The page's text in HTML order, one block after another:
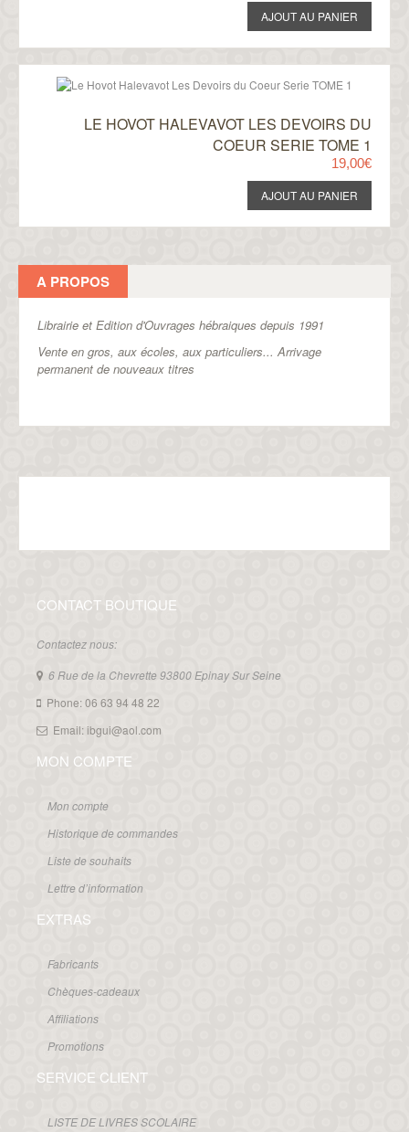
LE HOVOT HALEVAVOT LES DEVOIRS DU
COEUR SERIE TOME 1
19,00€
A PROPOS
Librairie et Edition d'Ouvrages hébraiques depuis 1991
Vente en gros, aux écoles, aux particuliers...Arrivage
permanent de nouveaux titres
CONTACT BOUTIQUE
Contactez nous:
6 Rue de la Chevrette 93800 Epinay Sur Seine
Phone: 06 63 94 48 22
Email: ibgui@aol.com
MON COMPTE
Mon compte
Historique de commandes
Liste de souhaits
Lettre d’information
EXTRAS
Fabricants
Chèques-cadeaux
Affiliations
Promotions
SERVICE CLIENT
LISTE DE LIVRES SCOLAIRE